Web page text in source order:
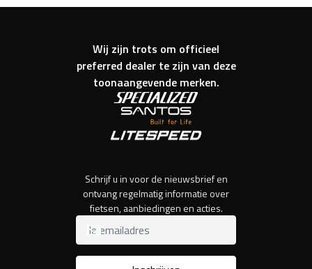
Wij zijn trots om officieel
preferred dealer te zijn van deze
toonaangevende merken.
Schrijf u in voor de nieuwsbrief en
ontvang regelmatig informatie over
fietsen, aanbiedingen en acties.